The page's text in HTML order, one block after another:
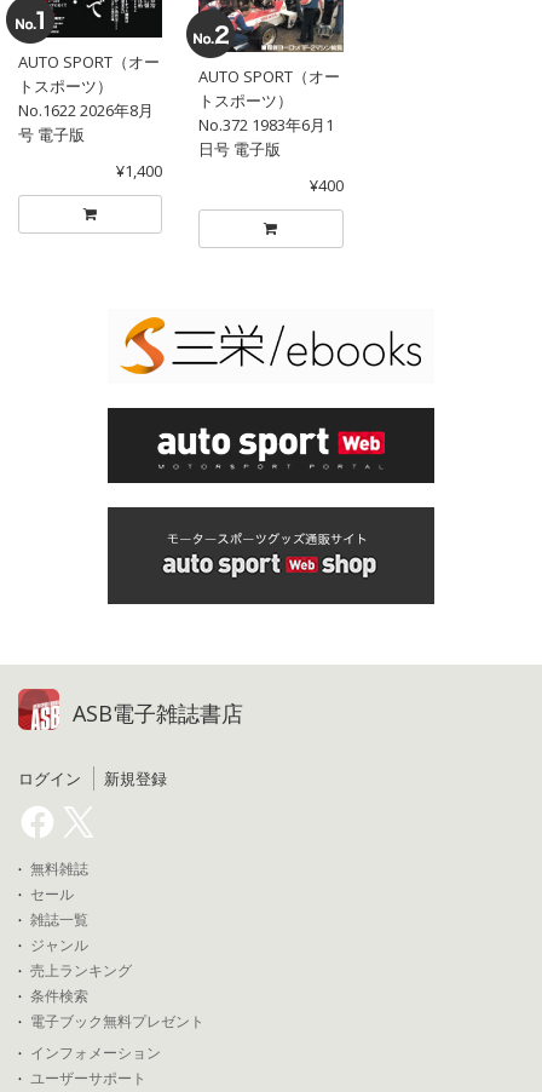
AUTO SPORT（オー
トスポーツ）
No.1622 2026年8月
号 電子版
¥1,400
AUTO SPORT（オー
トスポーツ）
No.372 1983年6月1
日号 電子版
¥400
ASB電子雑誌書店
ログイン 新規登録
無料雑誌
セール
雑誌一覧
ジャンル
売上ランキング
条件検索
電子ブック無料プレゼント
インフォメーション
ユーザーサポート